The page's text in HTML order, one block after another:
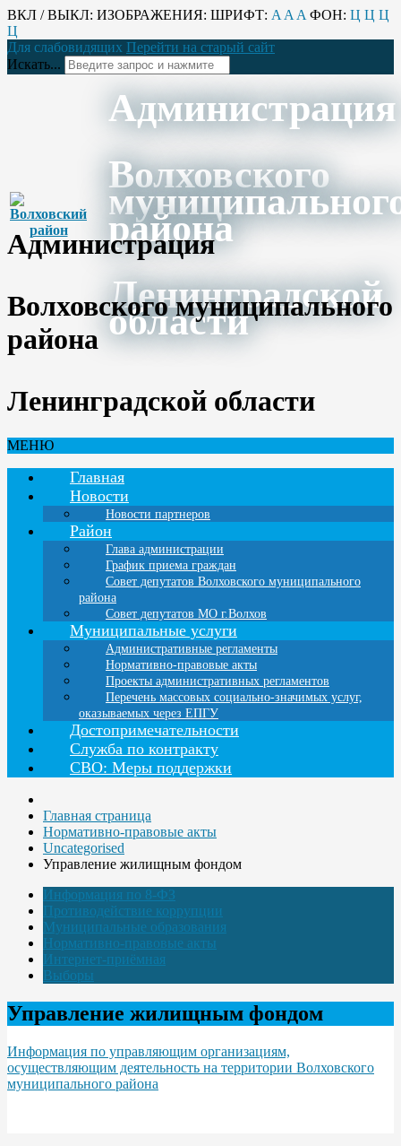
ВКЛ / ВЫКЛ: ИЗОБРАЖЕНИЯ: ШРИФТ: A A A ФОН: Ц Ц Ц
Ц
Для слабовидящих Перейти на старый сайт
Искать...
Администрация
Волховского
района
Ленинградской
области
Администрация
Волховского муниципального
района
Ленинградской области
МЕНЮ
Главная
Новости
Новости партнеров
Район
Глава администрации
График приема граждан
Совет депутатов Волховского муниципального
района
Совет депутатов МО г.Волхов
Муниципальные услуги
Административные регламенты
Нормативно-правовые акты
Проекты административных регламентов
Перечень массовых социально-значимых услуг,
оказываемых через ЕПГУ
Достопримечательности
Служба по контракту
СВО: Меры поддержки
Главная страница
Нормативно-правовые акты
Uncategorised
Управление жилищным фондом
Информация по 8-ФЗ
Противодействие коррупции
Муниципальные образования
Нормативно-правовые акты
Интернет-приёмная
Выборы
Управление жилищным фондом
Информация по управляющим организациям,
осуществляющим деятельность на территории Волховского
муниципального района